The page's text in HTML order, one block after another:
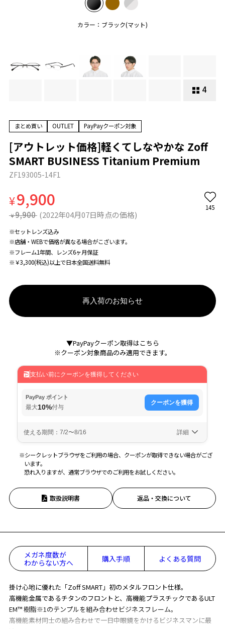
カラー：ブラック(マット)
4
まとめ買い OUTLET PayPayクーポン対象
[アウトレット価格]軽くてしなやかな Zoff
SMART BUSINESS Titanium Premium
ZF193005-14F1
¥9,900
¥ 9,900 (2022年04月07日時点の価格)
145
※セットレンズ込み
※店舗・WEBで価格が異なる場合がこざいます。
※フレーム1年間、レンズ6ヶ月保証
※￥3,300(税込)以上で日本全国送料無料
再入荷のお知らせ
▼PayPayクーポン取得はこちら
※クーポン対象商品のみ適用できます。
※シークレットブラウザをご利用の場合、クーポンが取得できない場合がござ
います。
恐れ入りますが、通常ブラウザでのご利用をお試しください。
取扱説明書 返品・交換について
メガネ度数が
わからない方へ
購入手順 よくある質問
掛け心地に優れた「Zoff SMART」初のメタルフロント仕様。
高機能金属であるチタンのフロントと、高機能プラスチックであるULT
EM™ 樹脂※1のテンプルを組み合わせビジネスフレーム。
高機能素材同士の組み合わせで一日中眼鏡をかけるビジネスマンに最